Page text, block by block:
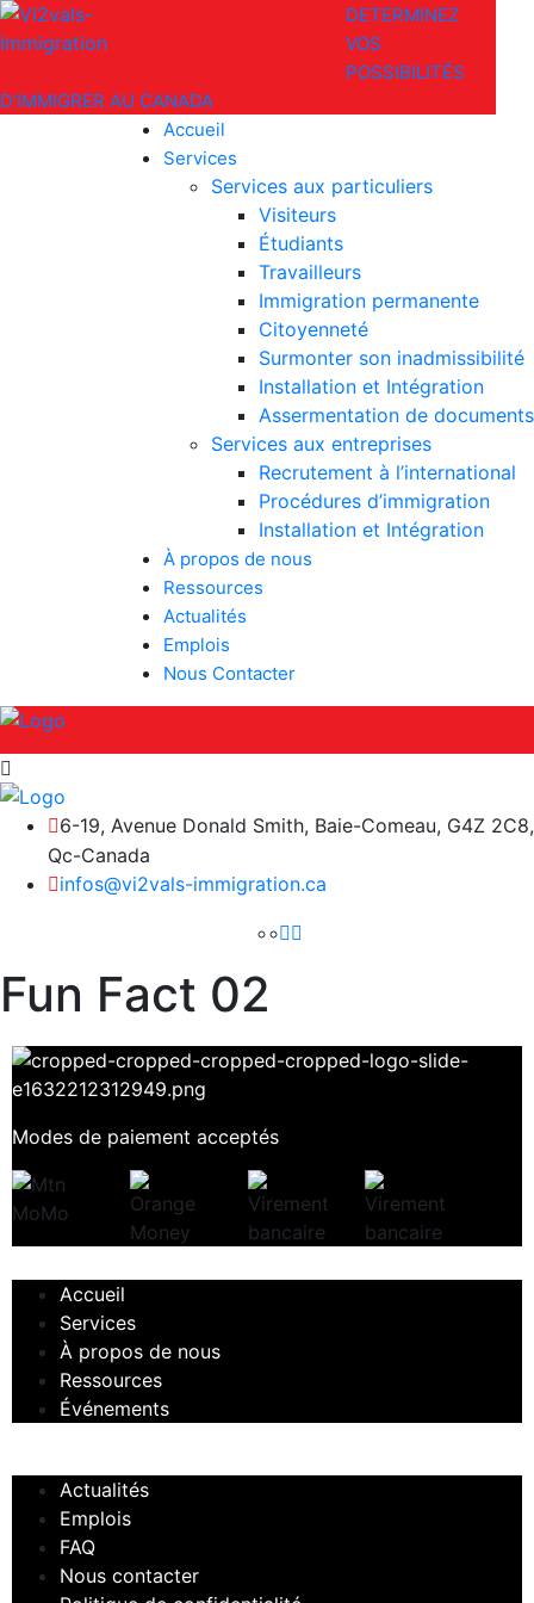
DETERMINEZ
VOS
POSSIBILITÉS
D’IMMIGRER AU CANADA
Accueil
Services
Services aux particuliers
Visiteurs
Étudiants
Travailleurs
Immigration permanente
Citoyenneté
Surmonter son inadmissibilité
Installation et Intégration
Assermentation de documents
Services aux entreprises
Recrutement à l’international
Procédures d’immigration
Installation et Intégration
À propos de nous
Ressources
Actualités
Emplois
Nous Contacter
6-19, Avenue Donald Smith, Baie-Comeau, G4Z 2C8,
Qc-Canada
infos@vi2vals-immigration.ca
Fun Fact 02
Modes de paiement acceptés
Accueil
Services
À propos de nous
Ressources
Événements
Actualités
Emplois
FAQ
Nous contacter